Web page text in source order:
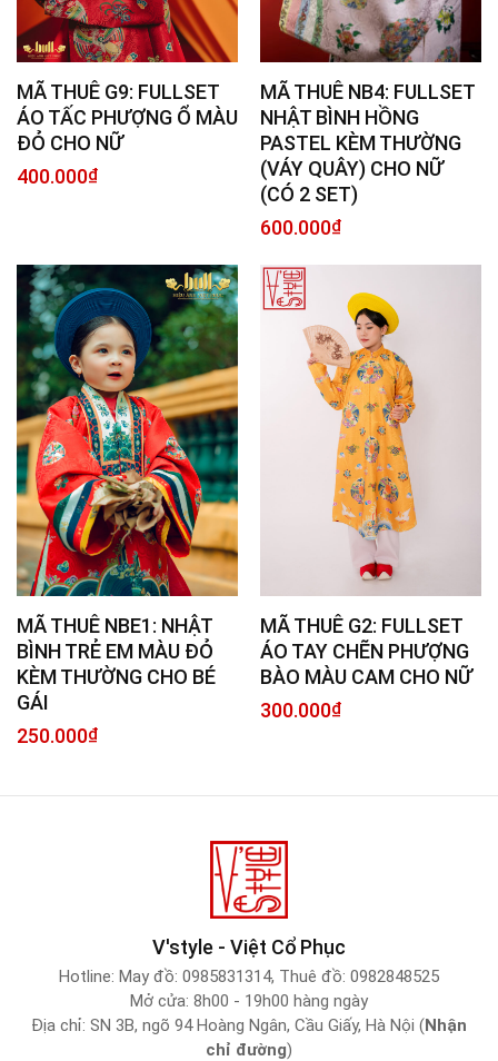
MÃ THUÊ G9: FULLSET
ÁO TẤC PHƯỢNG Ổ MÀU
ĐỎ CHO NỮ
400.000₫
MÃ THUÊ NB4: FULLSET
NHẬT BÌNH HỒNG
PASTEL KÈM THƯỜNG
(VÁY QUÂY) CHO NỮ
(CÓ 2 SET)
600.000₫
MÃ THUÊ NBE1: NHẬT
BÌNH TRẺ EM MÀU ĐỎ
KÈM THƯỜNG CHO BÉ
GÁI
250.000₫
MÃ THUÊ G2: FULLSET
ÁO TAY CHẼN PHƯỢNG
BÀO MÀU CAM CHO NỮ
300.000₫
V'style - Việt Cổ Phục
Hotline: May đồ: 0985831314, Thuê đồ: 0982848525
Mở cửa: 8h00 - 19h00 hàng ngày
Địa chỉ: SN 3B, ngõ 94 Hoàng Ngân, Cầu Giấy, Hà Nội (Nhận
chỉ đường)